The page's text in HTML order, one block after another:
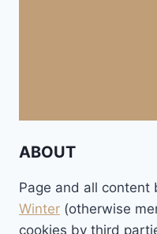
ABOUT
Page and all content
Winter (otherwise
cookies by third